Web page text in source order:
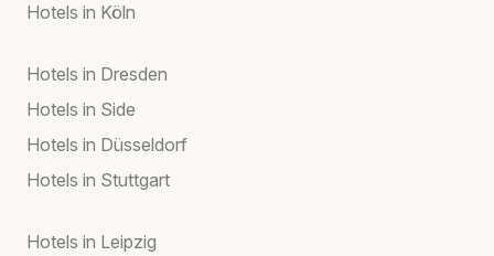
Hotels in Köln
Hotels in Dresden
Hotels in Side
Hotels in Düsseldorf
Hotels in Stuttgart
Hotels in Leipzig